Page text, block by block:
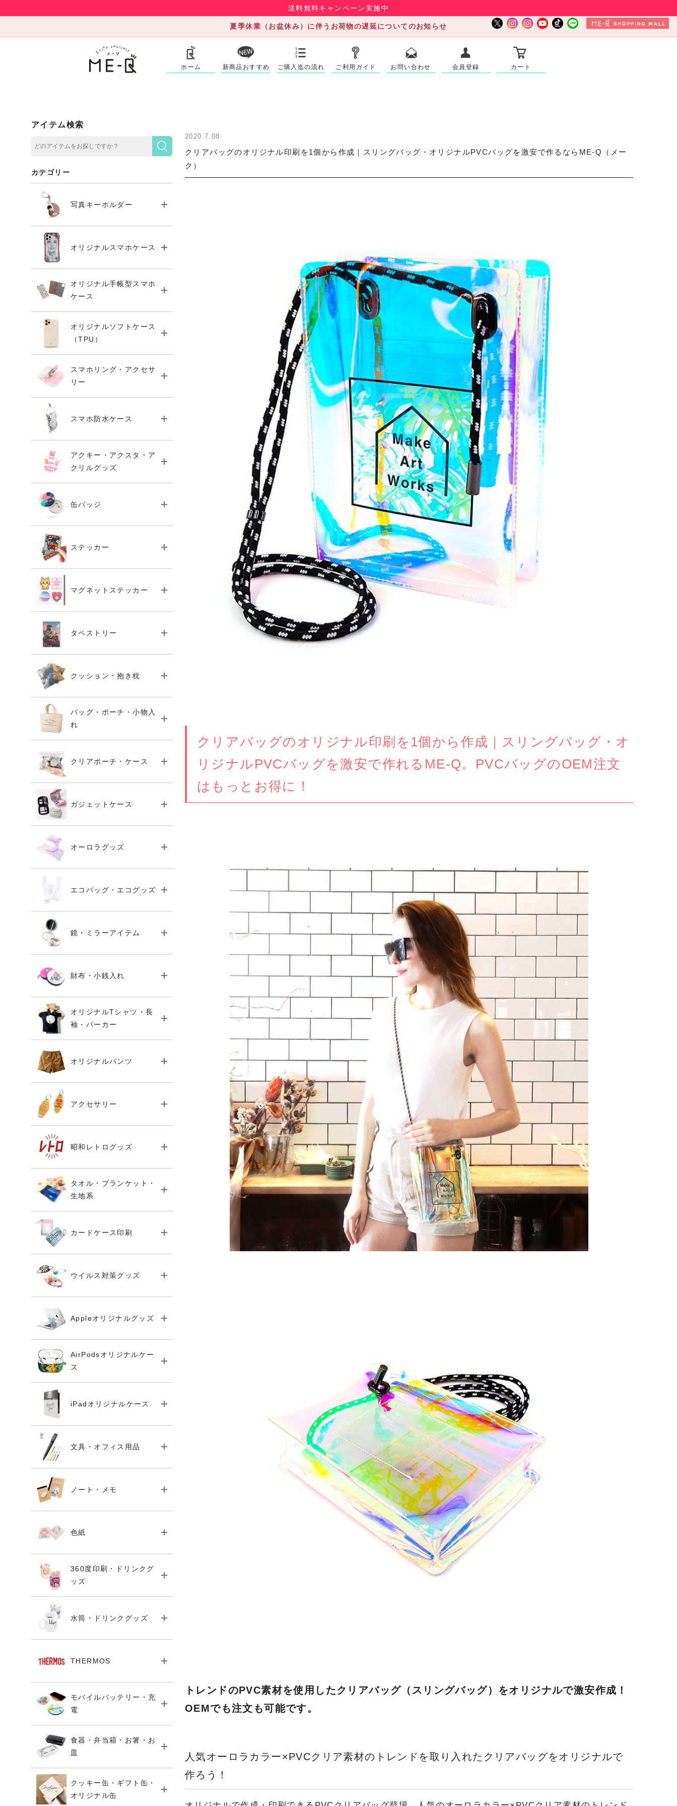
送料無料キャンペーン実施中
夏季休業（お盆休み）に伴うお荷物の遅延についてのお知らせ
ホーム 新商品おすすめ ご購入迄の流れ ご利用ガイド お問い合わせ 会員登録 カート
2020.7.08
クリアバッグのオリジナル印刷を1個から作成｜スリングバッグ・オリジナルPVCバッグを激安で作るならME-Q（メー
ク）
クリアバッグのオリジナル印刷を1個から作成｜スリングバッグ・オ
リジナルPVCバッグを激安で作れるME-Q。PVCバッグのOEM注文
はもっとお得に！
トレンドのPVC素材を使用したクリアバッグ（スリングバッグ）をオリジナルで激安作成！
OEMでも注文も可能です。
人気オーロラカラー×PVCクリア素材のトレンドを取り入れたクリアバッグをオリジナルで
作ろう！
アイテム検索
カテゴリー
写真キーホルダー
オリジナルスマホケース
オリジナル手帳型スマホ
ケース
オリジナルソフトケース
（TPU）
スマホリング・アクセサ
リー
スマホ防水ケース
アクキー・アクスタ・ア
クリルグッズ
缶バッジ
ステッカー
マグネットステッカー
タペストリー
クッション・抱き枕
バッグ・ポーチ・小物入
れ
クリアポーチ・ケース
ガジェットケース
オーロラグッズ
エコバッグ・エコグッズ
鏡・ミラーアイテム
財布・小銭入れ
オリジナルTシャツ・長
袖・パーカー
オリジナルパンツ
アクセサリー
昭和レトログッズ
タオル・ブランケット・
生地系
カードケース印刷
ウイルス対策グッズ
Appleオリジナルグッズ
AirPodsオリジナルケー
ス
iPadオリジナルケース
文具・オフィス用品
ノート・メモ
色紙
360度印刷・ドリンクグ
ッズ
水筒・ドリンクグッズ
THERMOS
モバイルバッテリー・充
電
食器・弁当箱・お箸・お
皿
クッキー缶・ギフト缶・
オリジナル缶